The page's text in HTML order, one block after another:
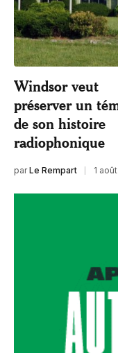
Windsor veut
préserver un
de son histoire
radiophonique
par Le Rempart 1